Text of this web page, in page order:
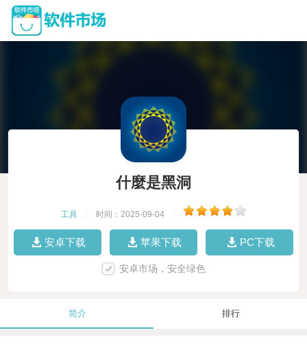
什麼是黑洞
工具 时间：2025-09-04
安卓下载 苹果下载 PC下载
安卓市场，安全绿色
简介 排行